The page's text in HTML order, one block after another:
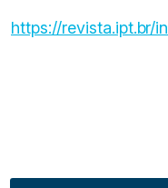
https://revista.ipt.br/